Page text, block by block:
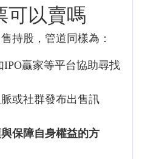
可以賣嗎
持股，管道同樣為：
IPO贏家等平台協助尋找
脈或社群發布出售訊
保障自身權益的方